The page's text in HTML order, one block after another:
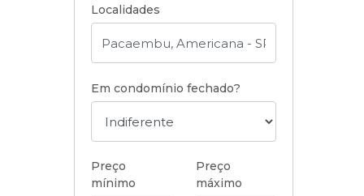
Localidades
Em condomínio fechado?
Preço
mínimo
Preço
máximo